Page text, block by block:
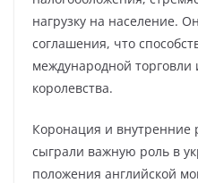
нагрузку на население.
соглашения, что
международной торговли
королевства.
Коронация и
сыграли важную роль в
положения английской